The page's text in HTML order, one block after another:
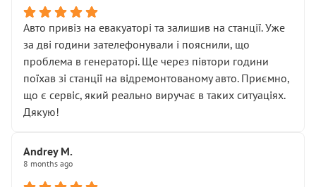
• що біля авто стояти вже не можна
• почали озвучувати купу додаткових робіт без
чіткого пояснення
( ну все зняли та доробили) дякую!
Окремий момент, який виглядає абсурдно:
мені заявили, що бачок гальмівної рідини потрібно
міняти разом із головним гальмівним циліндром у
Для людини, яка хоча б трохи розуміється на техніці,
це звучить як мінімум непрофесійно, а як максимум —
спроба продати дорогий вузол замість елементарних
Авто привіз на евакуаторі та залишив на станції. Уже
за дві години зателефонували і пояснили, що
проблема в генераторі. Ще через півтори години
поїхав зі станції на відремонтованому авто. Приємно,
що є сервіс, який реально виручає в таких ситуаціях.
Дякую!
Andrey M.
8 months ago